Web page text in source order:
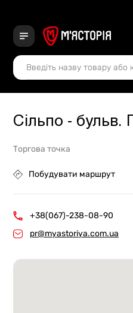
Сільпо - бульв.
Торгова точка
Побудувати маршрут
+38(067)-238-08-90
pr@myastoriya.com.ua